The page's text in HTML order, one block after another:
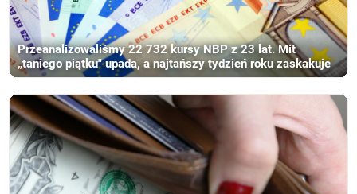
Przeanalizowaliśmy 22 732 kursy NBP z 23 lat. Mit
„taniego piątku" upada, a najtańszy tydzień roku zaskakuje